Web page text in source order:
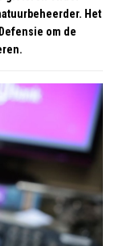
Het
om de